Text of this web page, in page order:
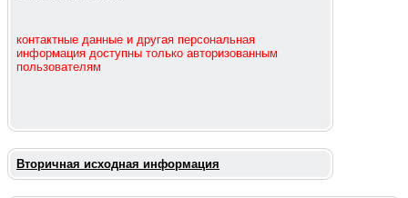
контактные данные и другая персональная
информация доступны только авторизованным
пользователям
Вторичная исходная информация